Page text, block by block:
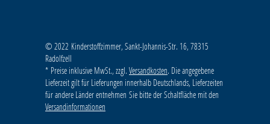
© 2022 Kinderstoffzimmer, Sankt-Johannis-Str. 16, 78315
Radolfzell
* Preise inklusive MwSt., zzgl. Versandkosten. Die angegebene
Lieferzeit gilt für Lieferungen innerhalb Deutschlands, Lieferzeiten
für andere Länder entnehmen Sie bitte der Schaltfläche mit den
Versandinformationen